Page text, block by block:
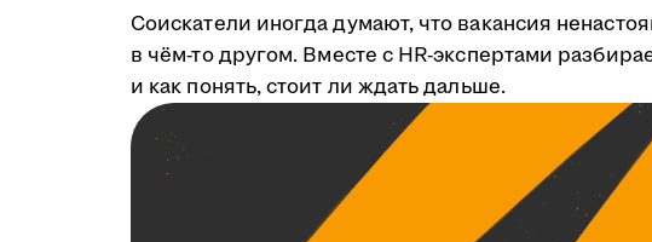
Соискатели иногда думают, что вакансия
в чём-то другом. Вместе с HR-экспертами
и как понять, стоит ли ждать дальше.